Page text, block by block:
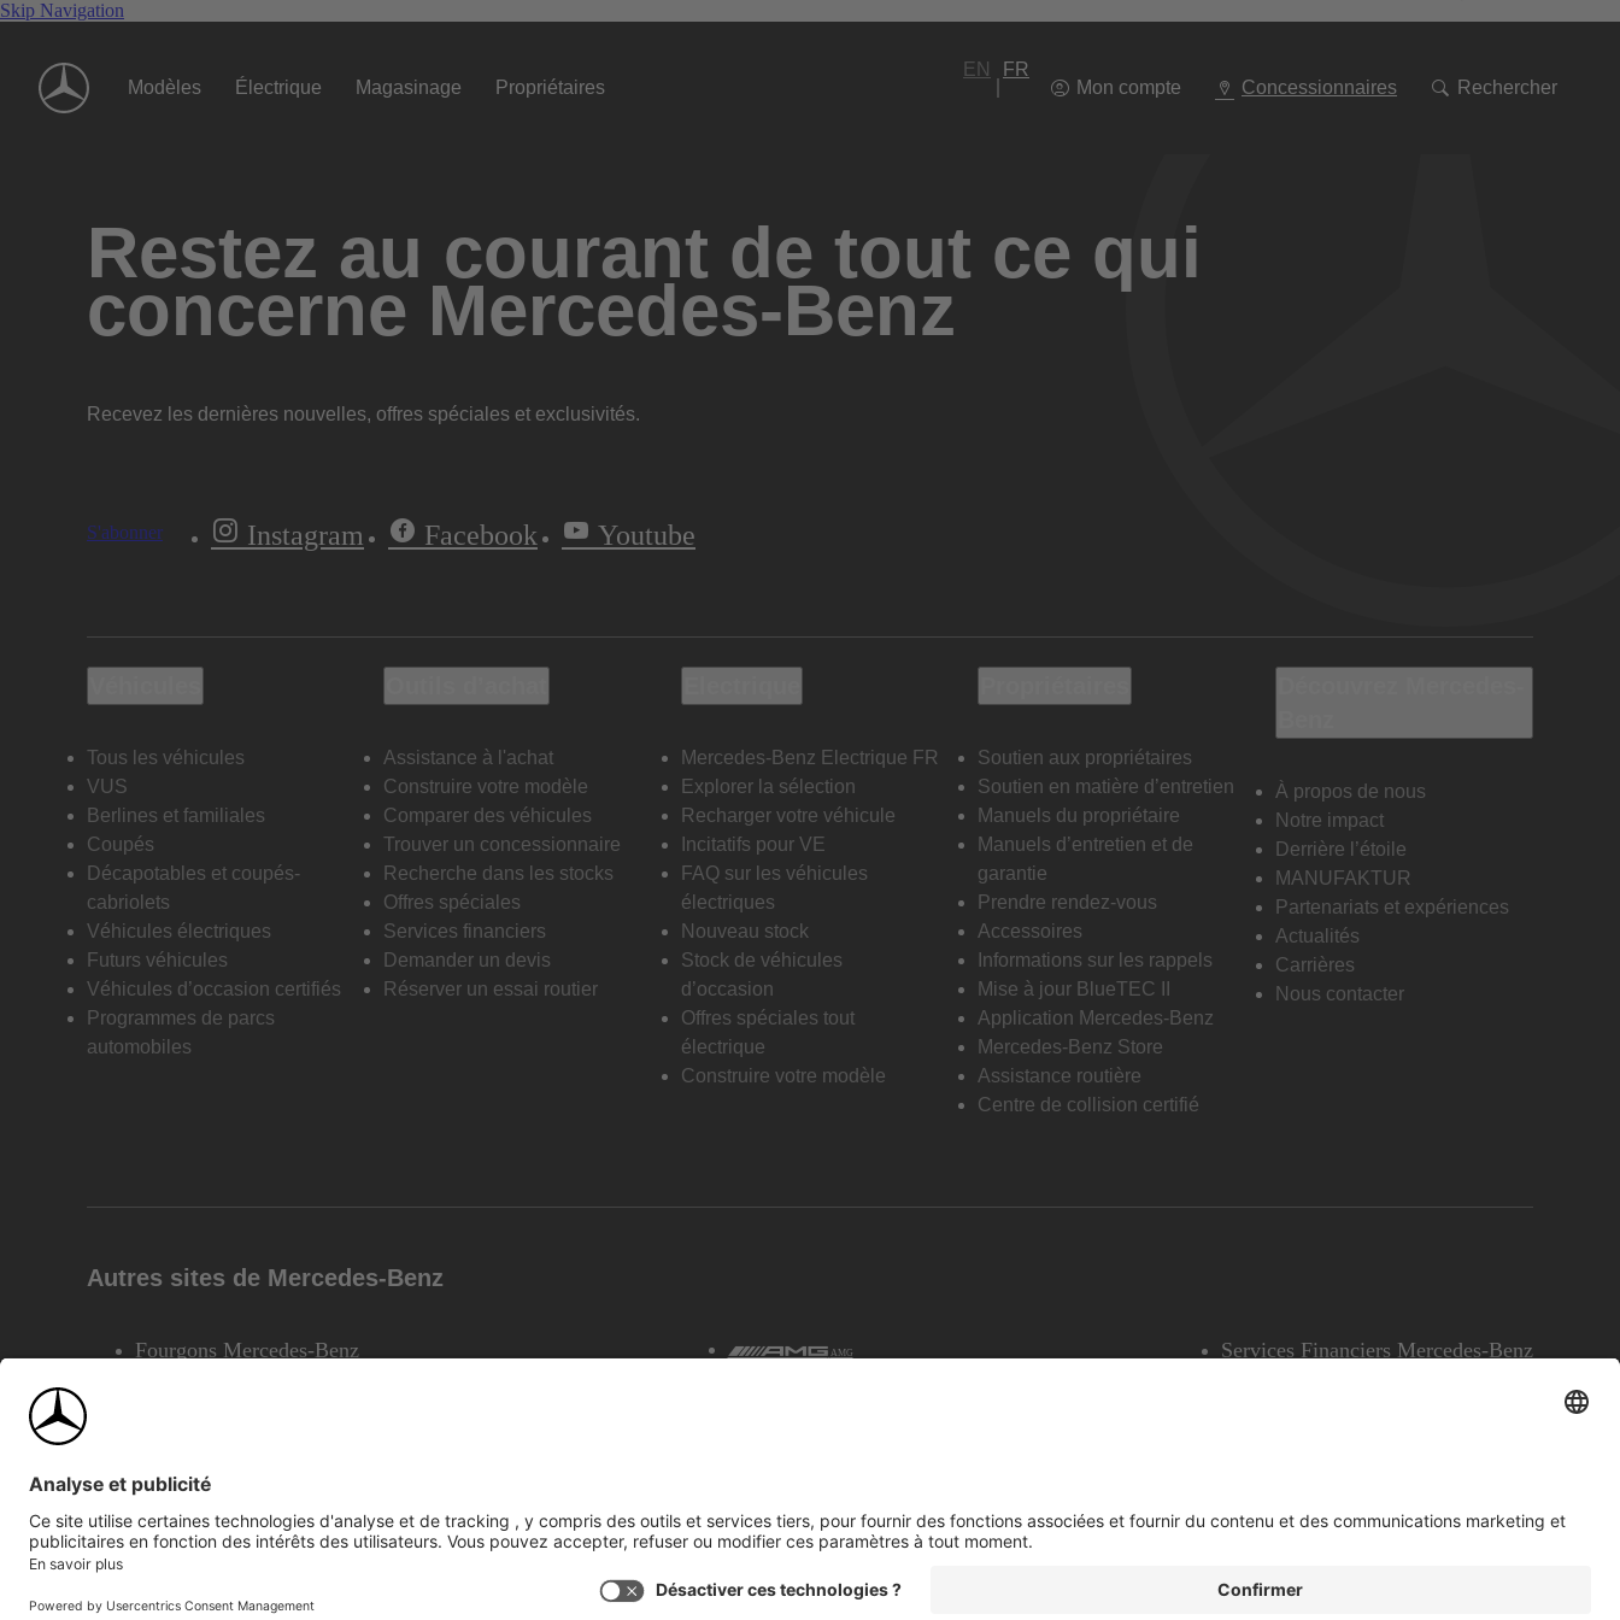
Skip Navigation
Modèles Électrique Magasinage Propriétaires
EN
FR
Mon compte
Concessionnaires Rechercher
à
Restez au courant de tout ce qui
concerne Mercedes-Benz
Recevez les dernières nouvelles, offres spéciales et exclusivités.
S'abonner Instagram Facebook Youtube
Tous les véhicules
VUS
Berlines et familiales
Coupés
Décapotables et coupés-
cabriolets
Véhicules électriques
Futurs véhicules
Véhicules d’occasion certifiés
Programmes de parcs
automobiles
Assistance à l'achat
Construire votre modèle
Comparer des véhicules
Trouver un concessionnaire
Recherche dans les stocks
Offres spéciales
Services financiers
Demander un devis
Réserver un essai routier
Mercedes-Benz Electrique FR
Explorer la sélection
Recharger votre véhicule
Incitatifs pour VE
FAQ sur les véhicules
électriques
Nouveau stock
Stock de véhicules
d’occasion
Offres spéciales tout
électrique
Construire votre modèle
Soutien aux propriétaires
Soutien en matière d’entretien
Manuels du propriétaire
Manuels d’entretien et de
garantie
Prendre rendez-vous
Accessoires
Informations sur les rappels
Mise à jour BlueTEC II
Application Mercedes-Benz
Mercedes-Benz Store
Assistance routière
Centre de collision certifié
À propos de nous
Notre impact
Derrière l’étoile
MANUFAKTUR
Partenariats et expériences
Actualités
Carrières
Nous contacter
Autres sites de Mercedes-Benz
Fourgons Mercedes-Benz AMG Services Financiers Mercedes-Benz
©2026 Mercedes-Benz Canada Inc.